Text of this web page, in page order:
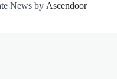
News by Ascendoor|